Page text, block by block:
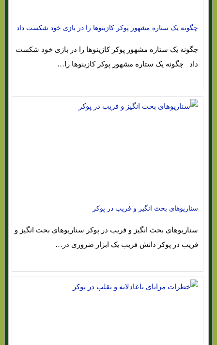
چگونه یک ستاره مشهور پوکر کازینوها را در بازی خود شکست داد
چگونه یک ستاره مشهور پوکر کازینوها را در بازی خود شکست
داد چگونه یک ستاره مشهور پوکر کازینوها را…
سناریوهای بحث انگیز و فریب در پوکر
سناریوهای بحث انگیز و فریب در پوکر سناریوهای بحث انگیز و
فریب در پوکر دانش فریب یک ابزار ضروری در…